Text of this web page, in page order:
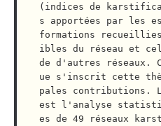
(indices de
s apportées par les
formations
ibles du réseau et
de d'autres réseaux.
ue s'inscrit cette
pales contributions.
est l'analyse
es de 49 réseaux